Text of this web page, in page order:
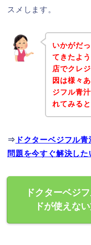
スメします。
いかがだ
てきたよ
店でクレ
因は様々
ジフル青
れてみる
⇒ ドクターベジフル
問題を今すぐ解決した
ドクターベジ
ドが使えな